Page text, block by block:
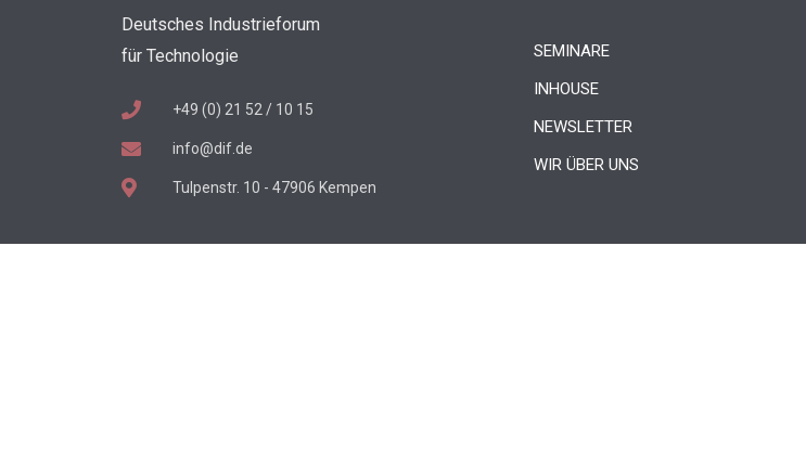
Deutsches Industrieforum
für Technologie
+49 (0) 21 52 / 10 15
info@dif.de
Tulpenstr. 10 - 47906 Kempen
SEMINARE
INHOUSE
NEWSLETTER
WIR ÜBER UNS